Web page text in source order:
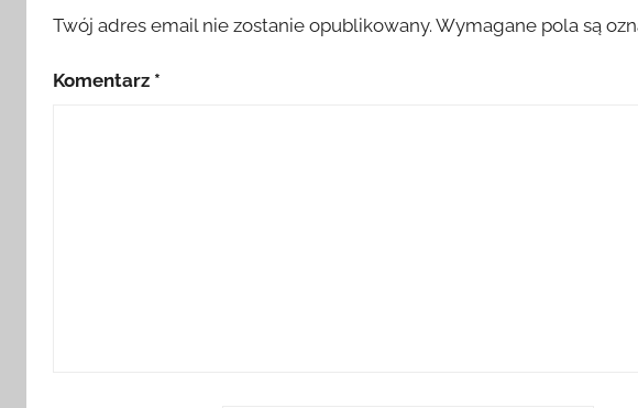
Twój adres email nie zostanie opublikowany. Wymagane pola są
Komentarz *